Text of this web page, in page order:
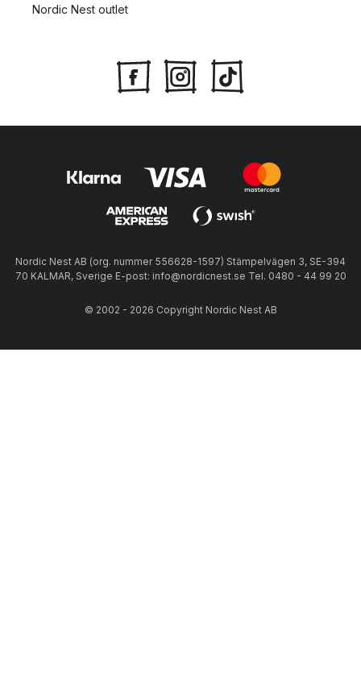
Nordic Nest outlet
Nordic Nest AB (org. nummer 556628-1597) Stämpelvägen 3, SE-394
70 KALMAR, Sverige E-post: info@nordicnest.se Tel. 0480 - 44 99 20
© 2002 - 2026 Copyright Nordic Nest AB